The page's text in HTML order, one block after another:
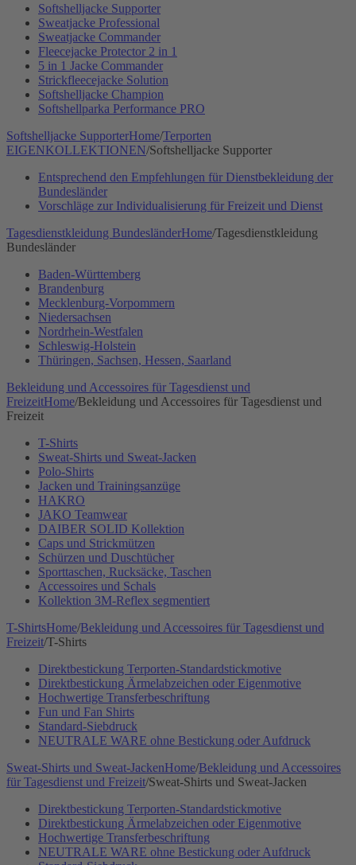
Softshelljacke Supporter
Sweatjacke Professional
Sweatjacke Commander
Fleecejacke Protector 2 in 1
5 in 1 Jacke Commander
Strickfleecejacke Solution
Softshelljacke Champion
Softshellparka Performance PRO
Softshelljacke SupporterHome/Terporten
EIGENKOLLEKTIONEN/Softshelljacke Supporter
Entsprechend den Empfehlungen für Dienstbekleidung der
Bundesländer
Vorschläge zur Individualisierung für Freizeit und Dienst
Tagesdienstkleidung BundesländerHome/Tagesdienstkleidung
Bundesländer
Baden-Württemberg
Brandenburg
Mecklenburg-Vorpommern
Niedersachsen
Nordrhein-Westfalen
Schleswig-Holstein
Thüringen, Sachsen, Hessen, Saarland
Bekleidung und Accessoires für Tagesdienst und
FreizeitHome/Bekleidung und Accessoires für Tagesdienst und
Freizeit
T-Shirts
Sweat-Shirts und Sweat-Jacken
Polo-Shirts
Jacken und Trainingsanzüge
HAKRO
JAKO Teamwear
DAIBER SOLID Kollektion
Caps und Strickmützen
Schürzen und Duschtücher
Sporttaschen, Rucksäcke, Taschen
Accessoires und Schals
Kollektion 3M-Reflex segmentiert
T-ShirtsHome/Bekleidung und Accessoires für Tagesdienst und
Freizeit/T-Shirts
Direktbestickung Terporten-Standardstickmotive
Direktbestickung Ärmelabzeichen oder Eigenmotive
Hochwertige Transferbeschriftung
Fun und Fan Shirts
Standard-Siebdruck
NEUTRALE WARE ohne Bestickung oder Aufdruck
Sweat-Shirts und Sweat-JackenHome/Bekleidung und Accessoires
für Tagesdienst und Freizeit/Sweat-Shirts und Sweat-Jacken
Direktbestickung Terporten-Standardstickmotive
Direktbestickung Ärmelabzeichen oder Eigenmotive
Hochwertige Transferbeschriftung
NEUTRALE WARE ohne Bestickung oder Aufdruck